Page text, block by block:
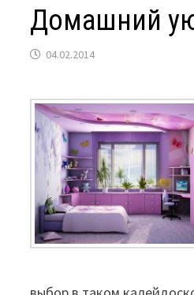
Домашний
04.02.2014